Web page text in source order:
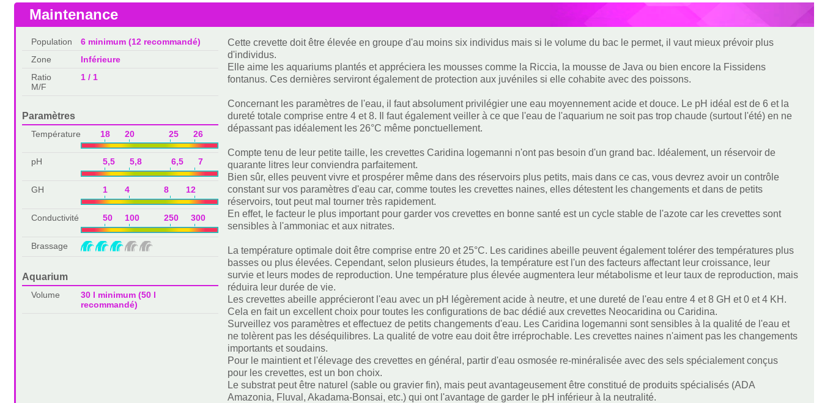
Maintenance
Population
6 minimum (12 recommandé)
Zone
Inférieure
Ratio
M/F
1 / 1
Paramètres
Température 18 20 25 26
pH 5,5 5,8 6,5 7
GH 1 4 8 12
Conductivité 50 100 250 300
Brassage
Aquarium
Volume
30 l minimum (50 l
recommandé)
Cette crevette doit être élevée en groupe d'au moins six individus mais si le volume du bac le permet, il vaut mieux prévoir plus
d'individus.
Elle aime les aquariums plantés et appréciera les mousses comme la Riccia, la mousse de Java ou bien encore la Fissidens
fontanus. Ces dernières serviront également de protection aux juvéniles si elle cohabite avec des poissons.
Concernant les paramètres de l'eau, il faut absolument privilégier une eau moyennement acide et douce. Le pH idéal est de 6 et la
dureté totale comprise entre 4 et 8. Il faut également veiller à ce que l'eau de l'aquarium ne soit pas trop chaude (surtout l'été) en ne
dépassant pas idéalement les 26°C même ponctuellement.
Compte tenu de leur petite taille, les crevettes Caridina logemanni n'ont pas besoin d'un grand bac. Idéalement, un réservoir de
quarante litres leur conviendra parfaitement.
Bien sûr, elles peuvent vivre et prospérer même dans des réservoirs plus petits, mais dans ce cas, vous devrez avoir un contrôle
constant sur vos paramètres d'eau car, comme toutes les crevettes naines, elles détestent les changements et dans de petits
réservoirs, tout peut mal tourner très rapidement.
En effet, le facteur le plus important pour garder vos crevettes en bonne santé est un cycle stable de l'azote car les crevettes sont
sensibles à l'ammoniac et aux nitrates.
La température optimale doit être comprise entre 20 et 25°C. Les caridines abeille peuvent également tolérer des températures plus
basses ou plus élevées. Cependant, selon plusieurs études, la température est l'un des facteurs affectant leur croissance, leur
survie et leurs modes de reproduction. Une température plus élevée augmentera leur métabolisme et leur taux de reproduction, mais
réduira leur durée de vie.
Les crevettes abeille apprécieront l'eau avec un pH légèrement acide à neutre, et une dureté de l'eau entre 4 et 8 GH et 0 et 4 KH.
Cela en fait un excellent choix pour toutes les configurations de bac dédié aux crevettes Neocaridina ou Caridina.
Surveillez vos paramètres et effectuez de petits changements d'eau. Les Caridina logemanni sont sensibles à la qualité de l'eau et
ne tolèrent pas les déséquilibres. La qualité de votre eau doit être irréprochable. Les crevettes naines n'aiment pas les changements
importants et soudains.
Pour le maintient et l'élevage des crevettes en général, partir d'eau osmosée re-minéralisée avec des sels spécialement conçus
pour les crevettes, est un bon choix.
Le substrat peut être naturel (sable ou gravier fin), mais peut avantageusement être constitué de produits spécialisés (ADA
Amazonia, Fluval, Akadama-Bonsai, etc.) qui ont l'avantage de garder le pH inférieur à la neutralité.